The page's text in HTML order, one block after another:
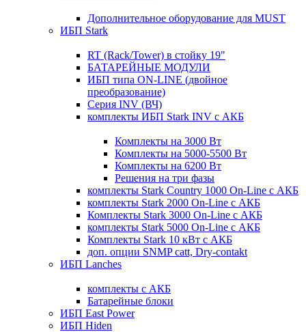
Дополнительное оборудование для MUST
ИБП Stark
RT (Rack/Tower) в стойку 19"
БАТАРЕЙНЫЕ МОДУЛИ
ИБП типа ON-LINE (двойное
преобразование)
Серия INV (ВЧ)
комплекты ИБП Stark INV с АКБ
Комплекты на 3000 Вт
Комплекты на 5000-5500 Вт
Комплекты на 6200 Вт
Решения на три фазы
комплекты Stark Country 1000 On-Line с АКБ
комплекты Stark 2000 On-Line с АКБ
Комплекты Stark 3000 On-Line с АКБ
комплекты Stark 5000 On-Line с АКБ
Комплекты Stark 10 кВт с АКБ
доп. опции SNMP catt, Dry-contakt
ИБП Lanches
комплекты с АКБ
Батарейные блоки
ИБП East Power
ИБП Hiden